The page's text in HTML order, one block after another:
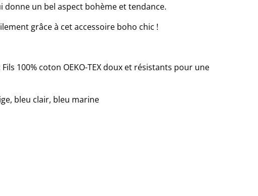
donne un bel aspect bohème et tendance.
grâce à cet accessoire boho chic !
Fils 100% coton OEKO-TEX doux et résistants pour une
bleu clair, bleu marine